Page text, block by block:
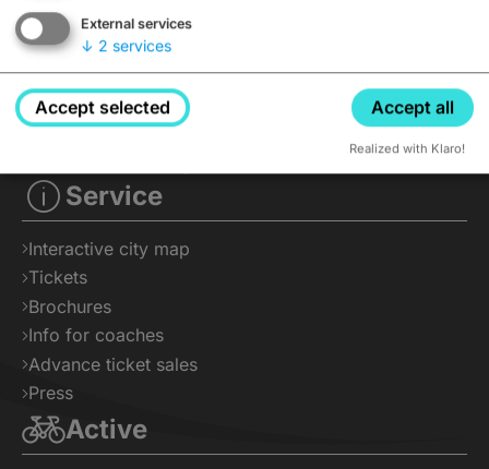
Service
Interactive city map
Tickets
Brochures
Info for coaches
Advance ticket sales
Press
Active
External services
↓ 2 services
Accept selected Accept all
Realized with Klaro!